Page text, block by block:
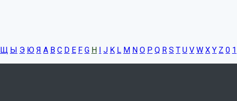
Щ Ы Э Ю Я A B C D E F G H I J K L M N O P Q R S T U V W X Y Z 0 1